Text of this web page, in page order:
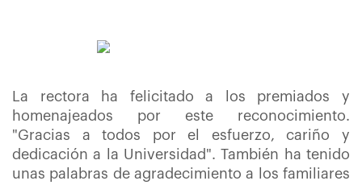
La rectora ha felicitado a los premiados y
homenajeados por este reconocimiento.
"Gracias a todos por el esfuerzo, cariño y
dedicación a la Universidad". También ha tenido
unas palabras de agradecimiento a los familiares